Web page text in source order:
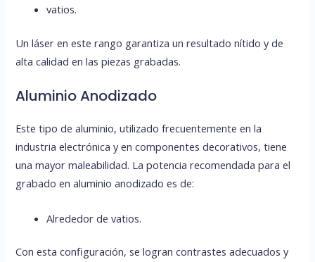
vatios.
Un láser en este rango garantiza un resultado nítido y de
alta calidad en las piezas grabadas.
Aluminio Anodizado
Este tipo de aluminio, utilizado frecuentemente en la
industria electrónica y en componentes decorativos, tiene
una mayor maleabilidad. La potencia recomendada para el
grabado en aluminio anodizado es de:
Alrededor de vatios.
Con esta configuración, se logran contrastes adecuados y